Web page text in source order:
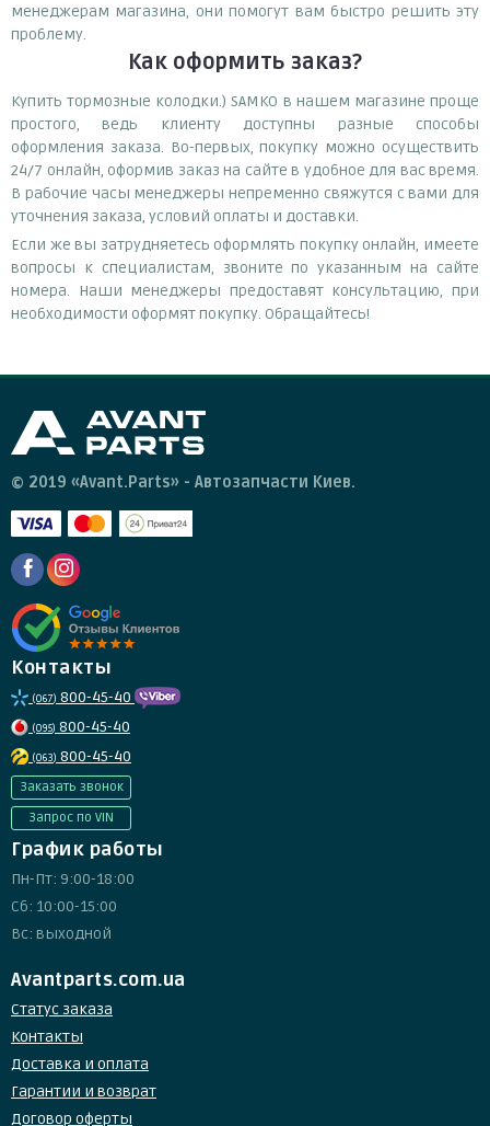
менеджерам магазина, они помогут вам быстро решить эту
проблему.
Как оформить заказ?
Купить тормозные колодки.) SAMKO в нашем магазине проще
простого, ведь клиенту доступны разные способы
оформления заказа. Во-первых, покупку можно осуществить
24/7 онлайн, оформив заказ на сайте в удобное для вас время.
В рабочие часы менеджеры непременно свяжутся с вами для
уточнения заказа, условий оплаты и доставки.
Если же вы затрудняетесь оформлять покупку онлайн, имеете
вопросы к специалистам, звоните по указанным на сайте
номера. Наши менеджеры предоставят консультацию, при
необходимости оформят покупку. Обращайтесь!
© 2019 «Avant.Parts» - Автозапчасти Киев.
Контакты
(067) 800-45-40
(095) 800-45-40
(063) 800-45-40
Заказать звонок
Запрос по VIN
График работы
Пн-Пт: 9:00-18:00
Сб: 10:00-15:00
Вс: выходной
Avantparts.com.ua
Статус заказа
Контакты
Доставка и оплата
Гарантии и возврат
Договор оферты